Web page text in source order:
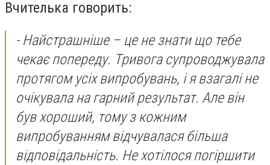
Вчителька говорить:
-Найстрашніше – це не знати що тебе
чекає попереду. Тривога супроводжувала
протягом усіх випробувань, і я взагалі не
очікувала на гарний результат. Але він
був хороший, тому з кожним
випробуванням відчувалася більша
відповідальність. Не хотілося погіршити